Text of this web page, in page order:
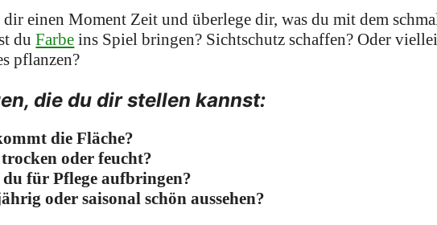
einen Moment Zeit und überlege dir, was du mit dem
duFarbe ins Spiel bringen? Sichtschutz schaffen? Oder
pflanzen?
die du dir stellen kannst:
die Fläche?
oder feucht?
für Pflege aufbringen?
oder saisonal schön aussehen?